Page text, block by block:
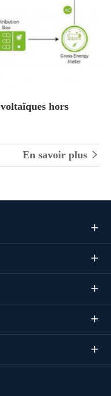
hors
En savoir plus 




